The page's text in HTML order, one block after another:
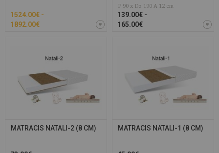
1524.00€ -
1892.00€
P 90 x Dz 190 A 12 cm
139.00€ -
165.00€
MATRACIS NATALI-2 (8 CM) MATRACIS NATALI-1 (8 CM)